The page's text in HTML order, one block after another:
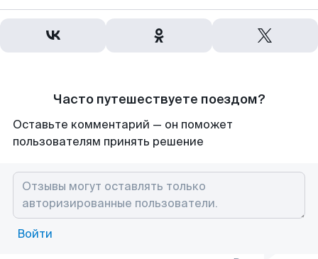
Часто путешествуете поездом?
Оставьте комментарий — он поможет
пользователям принять решение
Войти